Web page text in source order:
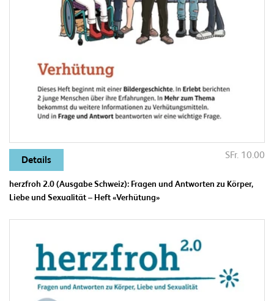
Details SFr. 10.00
herzfroh 2.0 (Ausgabe Schweiz): Fragen und Antworten zu Körper,
Liebe und Sexualität – Heft «Verhütung»